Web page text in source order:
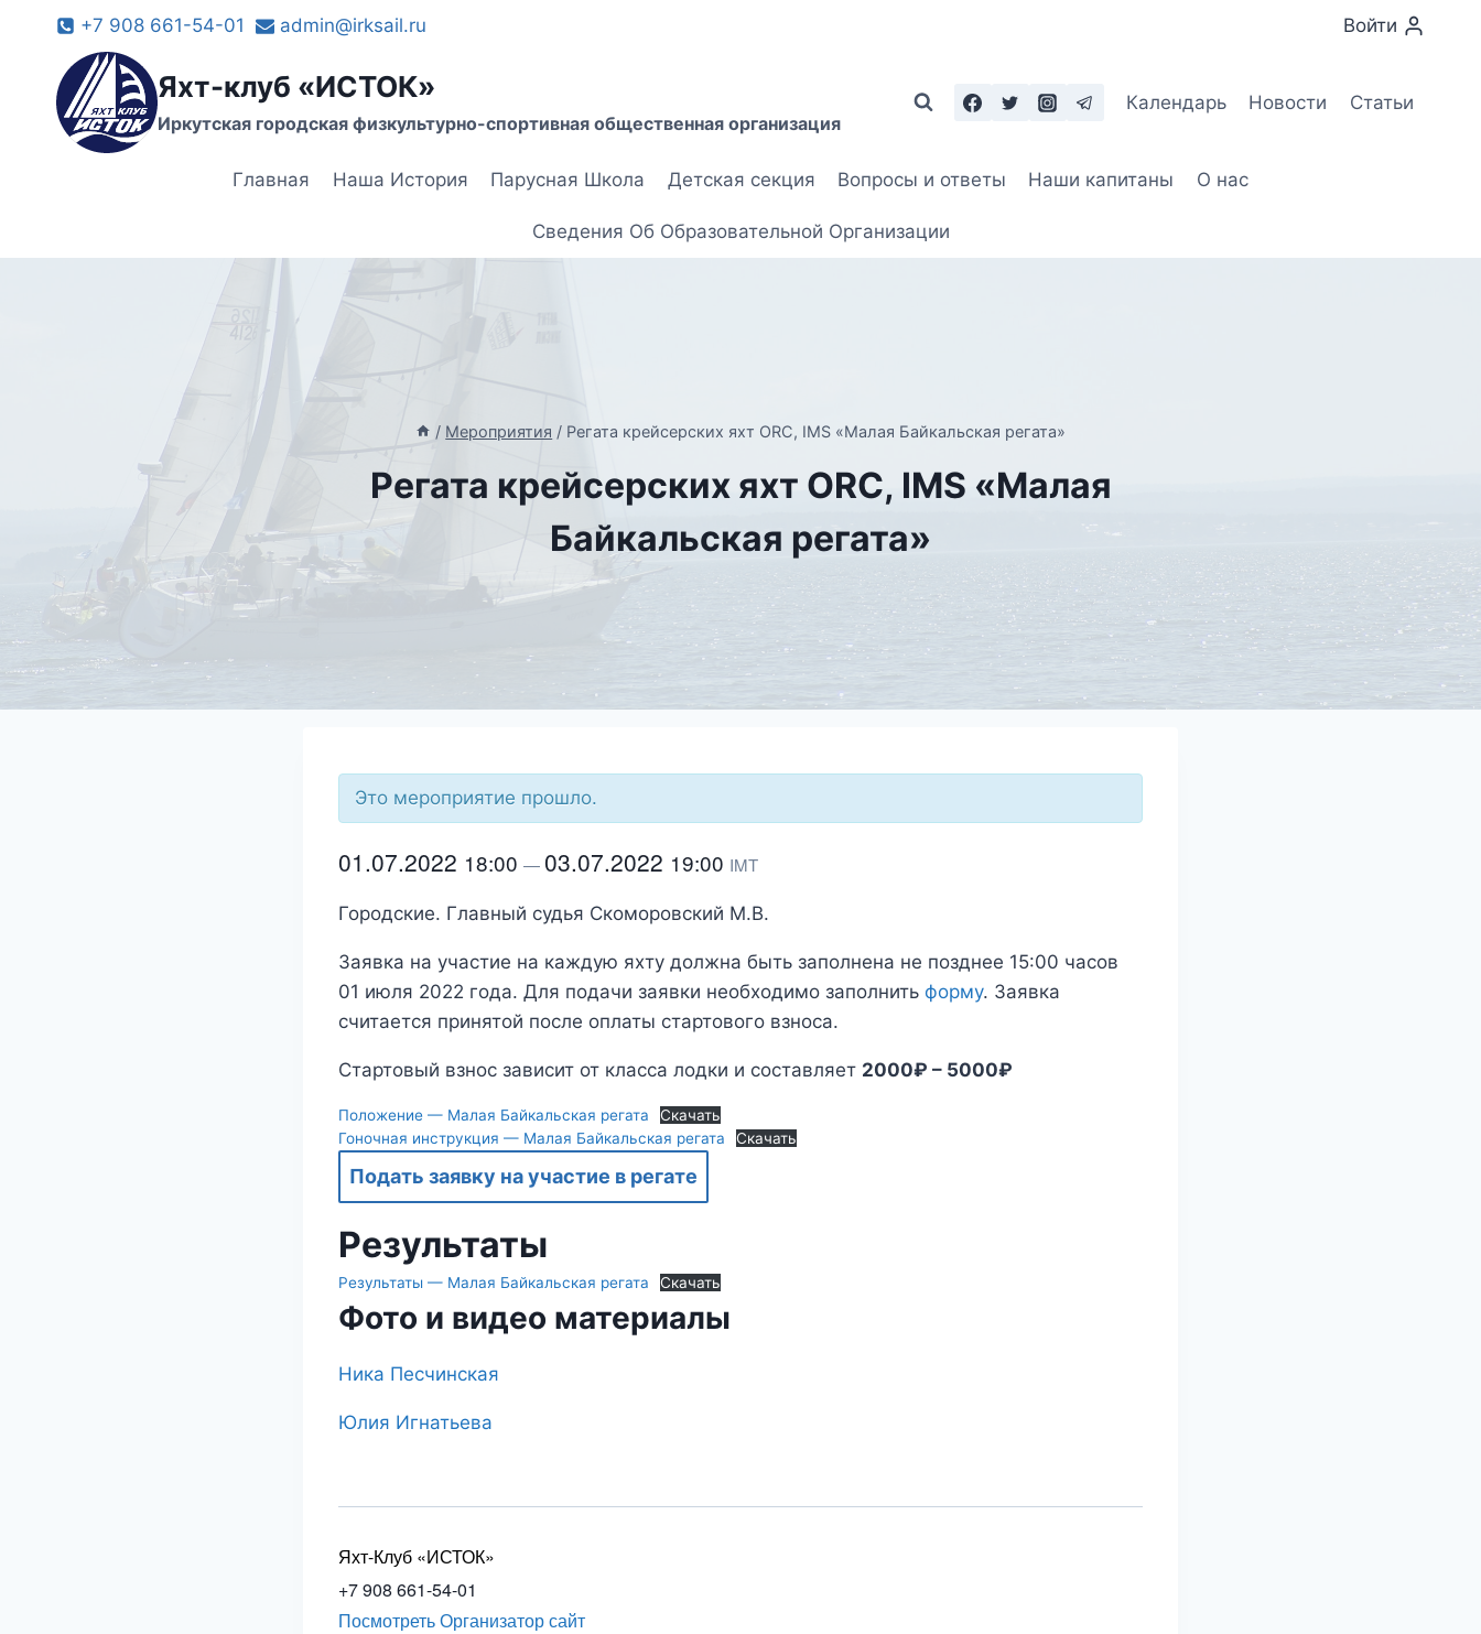
Перейти
содержимому
+7 908 661-54-01 admin@irksail.ru Войти
Яхт-клуб «ИСТОК»
Иркутская городская физкультурно-спортивная общественная организация
Календарь Новости Статьи
Главная Наша История Парусная Школа Детская секция Вопросы и ответы Наши капитаны О нас
Сведения Об Образовательной Организации
/ Мероприятия / Регата крейсерских яхт ORC, IMS «Малая Байкальская регата»
Регата крейсерских яхт ORC, IMS «Малая
Байкальская регата»
Это мероприятие прошло.
01.07.2022 18:00 — 03.07.2022 19:00 IMT
Городские. Главный судья Скоморовский М.В.
Заявка на участие на каждую яхту должна быть заполнена не позднее 15:00 часов
01 июля 2022 года. Для подачи заявки необходимо заполнить форму. Заявка
считается принятой после оплаты стартового взноса.
Стартовый взнос зависит от класса лодки и составляет 2000₽ – 5000₽
Положение — Малая Байкальская регата
Скачать
Гоночная инструкция — Малая Байкальская регата
Скачать
Подать заявку на участие в регате
Результаты
Результаты — Малая Байкальская регата Скачать
Фото и видео материалы
Ника Песчинская
Юлия Игнатьева
Яхт-Клуб «ИСТОК»
+7 908 661-54-01
Посмотреть Организатор сайт